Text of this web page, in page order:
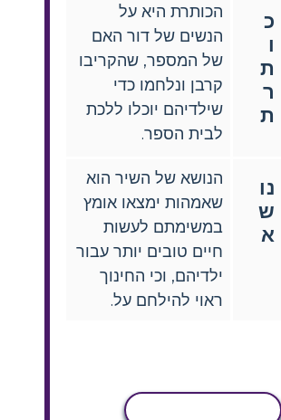
כ
ו
ת
ר
ת
הכותרת היא על
הנשים של דור האם
של המספר, שהקריבו
קרבן ונלחמו כדי
שילדיהם יוכלו ללכת
לבית הספר.
נו
ש
א
הנושא של השיר הוא
שאמהות ימצאו אומץ
במשימתם לעשות
חיים טובים יותר עבור
ילדיהם, וכי החינוך
ראוי להילחם על.